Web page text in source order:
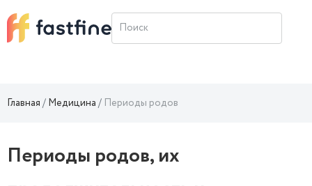
Главная Медицина Периоды родов
Периоды родов, их